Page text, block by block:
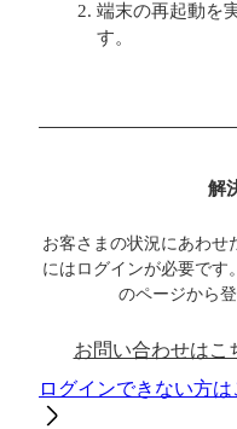
端末の再起動を
す。
解
お客さまの状況にあわせ
にはログインが必要です
のページから
お問い合わせはこ
ログインできない方は